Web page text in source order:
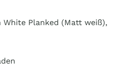
Planked (Matt weiß),